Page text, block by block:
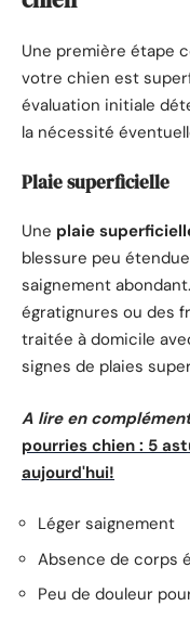
Une première étape
votre chien est
évaluation initiale
la nécessité
Plaie superficielle
Une plaie
blessure peu
saignement
égratignures ou des
traitée à domicile
signes de plaies
A lire en
pourries chien : 5
aujourd'hui!
Léger saignement
Absence de corps
Peu de douleur